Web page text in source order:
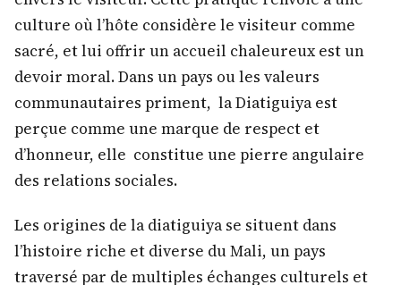
culture où l’hôte considère le visiteur comme
sacré, et lui offrir un accueil chaleureux est un
devoir moral. Dans un pays ou les valeurs
communautaires priment, la Diatiguiya est
perçue comme une marque de respect et
d’honneur, elle constitue une pierre angulaire
des relations sociales.
Les origines de la diatiguiya se situent dans
l’histoire riche et diverse du Mali, un pays
traversé par de multiples échanges culturels et